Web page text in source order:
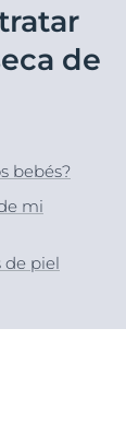
de
bebés?
mi
de piel